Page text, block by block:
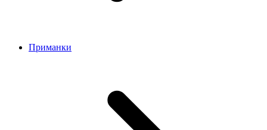
Приманки